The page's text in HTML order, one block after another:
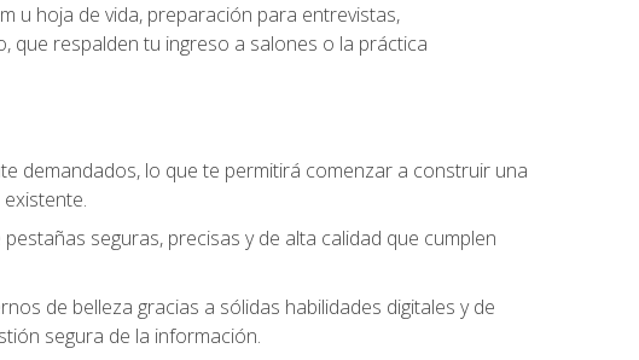
u hoja de vida, preparación para entrevistas,
que respalden tu ingreso a salones o la práctica
demandados, lo que te permitirá comenzar a construir una
seguras, precisas y de alta calidad que cumplen
de belleza gracias a sólidas habilidades digitales y de
segura de la información.